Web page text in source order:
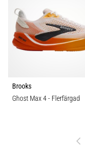
Brooks
Ghost Max 4- Flerfärgad